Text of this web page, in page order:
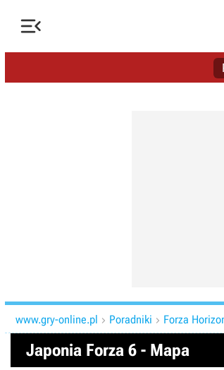

www.gry-online.pl  Poradniki  Forza
Japonia Forza 6 - Mapa